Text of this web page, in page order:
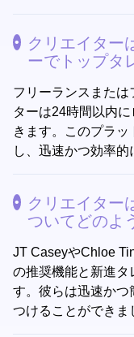
クリエイター
ーでトップタ
フリーランスまたは
ターは24時間以内
きます。このプラ
し、迅速かつ効率的
クリエイター
ついてどのよ
JT CaseyやChloe
の推奨機能と新進タ
す。彼らは迅速かつ
つけることができま